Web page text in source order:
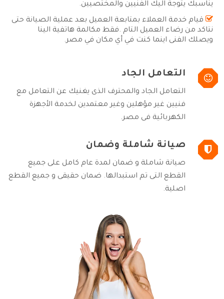
يناسبك يتوجة اليك الفنيين والمختصيين.
قيام خدمة العملاء بمتابعة العميل بعد عملية الصيانة حتى
نتاكد من رضاء العميل التام .فقط مكالمة هاتفية الينا
ويصلك الفنى اينما كنت في أي مكان في مصر.
التعامل الجاد
التعامل الجاد والمحترف الذى يغنيك عن التعامل مع
فنيين غير مؤهلين وغير معتمدين لخدمة الأجهزة
الكهربائية فى مصر.
صيانة شاملة وضمان
صيانة شاملة و ضمان لمدة عام كامل على جميع
القطع التى تم استبدالها. ضمان حقيقى و جميع القطع
اصلية.